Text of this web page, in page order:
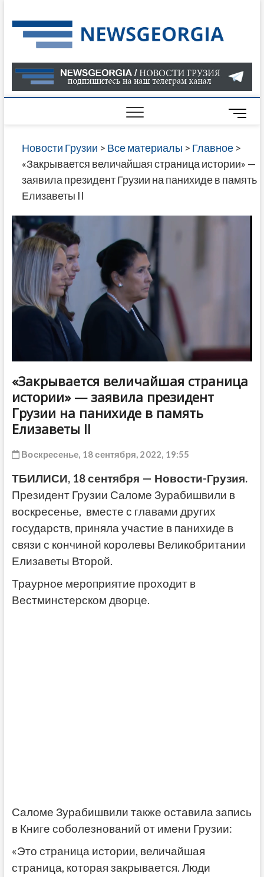
to
content
О
В
ГРУЗИИ
САЙТЕ
M
e
n
u
B
Новости Грузии > Все материалы > Главное>
«Закрывается величайшая страница истории» —
заявила президент Грузии на панихиде в память
Елизаветы II
«Закрывается величайшая страница
истории» — заявила президент
Грузии на панихиде в память
Елизаветы II
Воскресенье, 18 сентября, 2022, 19:55
ТБИЛИСИ, 18 сентября — Новости-Грузия.
Президент Грузии Саломе Зурабишвили в
воскресенье, вместе с главами других
государств, приняла участие в панихиде в
связи с кончиной королевы Великобритании
Елизаветы Второй.
Траурное мероприятие проходит в
Вестминстерском дворце.
Саломе Зурабишвили также оставила запись
в Книге соболезнований от имени Грузии:
«Это страница истории, величайшая
страница, которая закрывается. Люди